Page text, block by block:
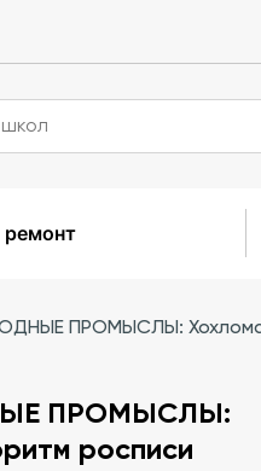
ремонт
ПРОМЫСЛЫ:
ПРОМЫСЛЫ:
росписи